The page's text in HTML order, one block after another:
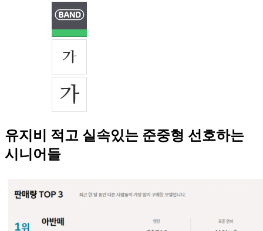
유지비 적고 실속있는 준중형 선호하는
시니어들